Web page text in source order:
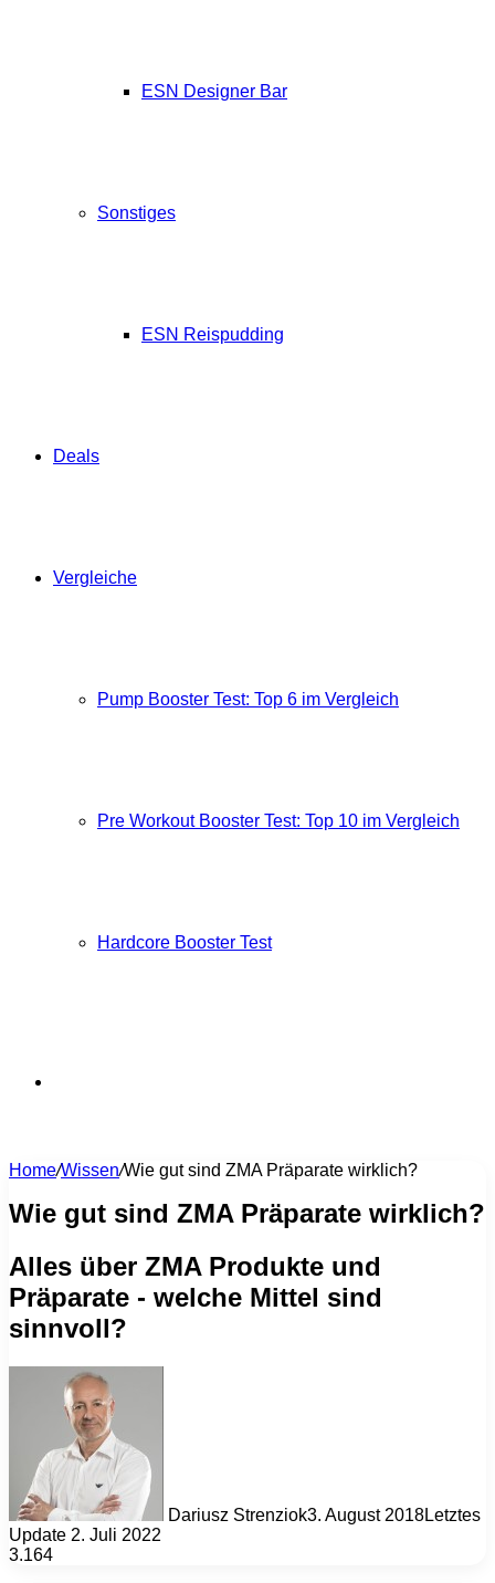
ESN Designer Bar
Sonstiges
ESN Reispudding
Deals
Vergleiche
Pump Booster Test: Top 6 im Vergleich
Pre Workout Booster Test: Top 10 im Vergleich
Hardcore Booster Test
Home/Wissen/Wie gut sind ZMA Präparate wirklich?
Wie gut sind ZMA Präparate wirklich?
Alles über ZMA Produkte und
Präparate - welche Mittel sind
sinnvoll?
Dariusz Strenziok3. August 2018Letztes
Update 2. Juli 2022
3.164